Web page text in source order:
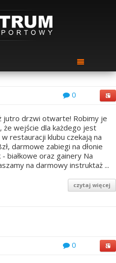
0
jutro drzwi otwarte! Robimy je
że wejście dla każdego jest
restauracji klubu czekają na
darmowe zabiegi na dłonie
białkowe oraz gainery Na
na darmowy instruktaż ...
czytaj więcej
0